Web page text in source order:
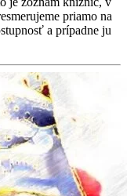
priamo na
a prípadne ju